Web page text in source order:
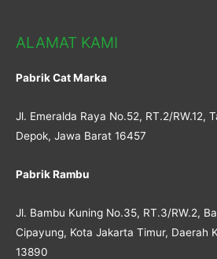
ALAMAT KAMI
Pabrik Cat Marka
Jl. Emeralda Raya No.52, RT.2/RW.12,
Depok, Jawa Barat 16457
Pabrik Rambu
Jl. Bambu Kuning No.35, RT.3/RW.2,
Cipayung, Kota Jakarta Timur, Daerah
13890